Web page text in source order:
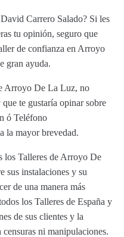
Carrero Salado? Si les
tu opinión, seguro que
de confianza en Arroyo
gran ayuda.
Arroyo De La Luz, no
te gustaría opinar sobre
ó Teléfono
la mayor brevedad.
los Talleres de Arroyo De
sus instalaciones y su
de una manera más
los Talleres de España y
de sus clientes y la
ni manipulaciones.